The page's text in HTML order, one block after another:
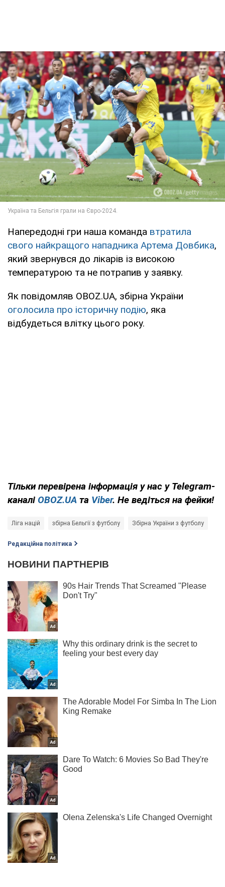
Напередодні гри наша команда втратила
свого найкращого нападника Артема Довбика,
який звернувся до лікарів із високою
температурою та не потрапив у заявку.
Як повідомляв OBOZ.UA, збірна України
оголосила про історичну подію, яка
відбудеться влітку цього року.
Тільки перевірена інформація у нас у Telegram-
каналі OBOZ.UA та Viber. Не ведіться на фейки!
Ліга націй збірна Бельгії з футболу Збірна України з футболу
Редакційна політика